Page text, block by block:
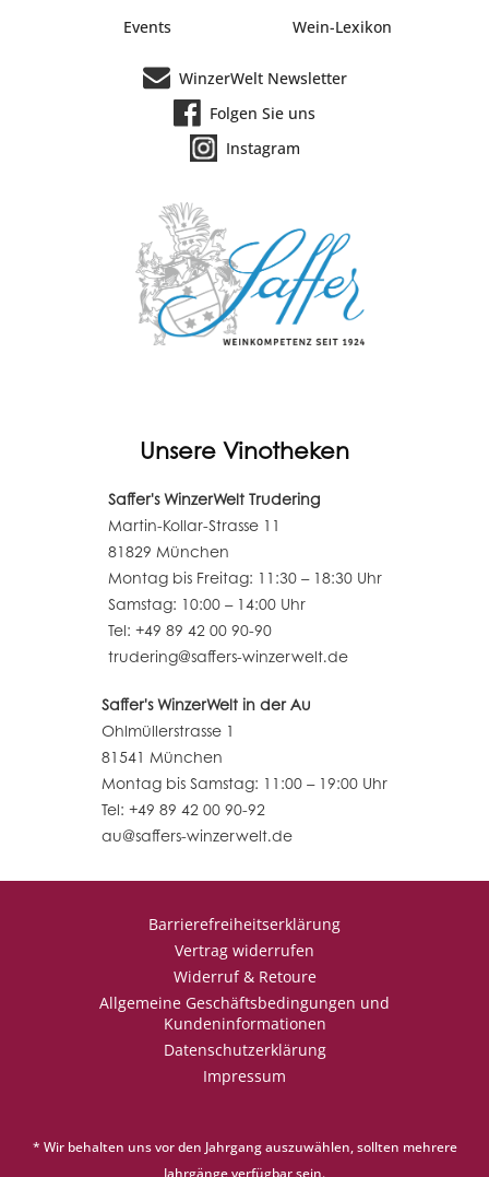
Events Wein-Lexikon
WinzerWelt Newsletter
Folgen Sie uns
Instagram
Unsere Vinotheken
Saffer's WinzerWelt Trudering
Martin-Kollar-Strasse 11
81829 München
Montag bis Freitag: 11:30 – 18:30 Uhr
Samstag: 10:00 – 14:00 Uhr
Tel: +49 89 42 00 90-90
trudering@saffers-winzerwelt.de
Saffer's WinzerWelt in der Au
Ohlmüllerstrasse 1
81541 München
Montag bis Samstag: 11:00 – 19:00 Uhr
Tel: +49 89 42 00 90-92
au@saffers-winzerwelt.de
Barrierefreiheitserklärung
Vertrag widerrufen
Widerruf & Retoure
Allgemeine Geschäftsbedingungen und
Kundeninformationen
Datenschutzerklärung
Impressum
* Wir behalten uns vor den Jahrgang auszuwählen, sollten mehrere
Jahrgänge verfügbar sein.